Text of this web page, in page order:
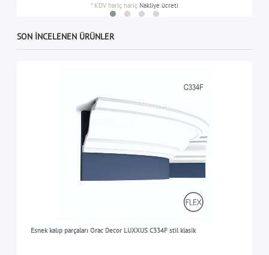
* KDV hariç hariç Nakliye ücreti
SON INCELENEN ÜRÜNLER
Esnek kalıp parçaları Orac Decor LUXXUS C334F stil klasik